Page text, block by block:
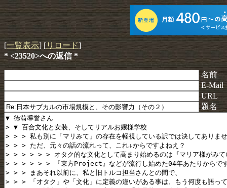
[一覧表示] [リロード]
* <23520>への返信 *
名前
E-Mail
URL
題名